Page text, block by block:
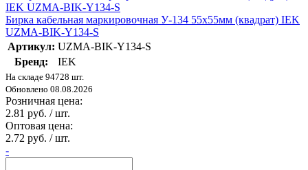
Бирка кабельная маркировочная У-134 55х55мм (квадрат) IEK
UZMA-BIK-Y134-S
Артикул: UZMA-BIK-Y134-S
Бренд:
IEK
На складе 94728 шт.
Обновлено 08.08.2026
Розничная цена:
2.81 руб. / шт.
Оптовая цена:
2.72 руб. / шт.
-